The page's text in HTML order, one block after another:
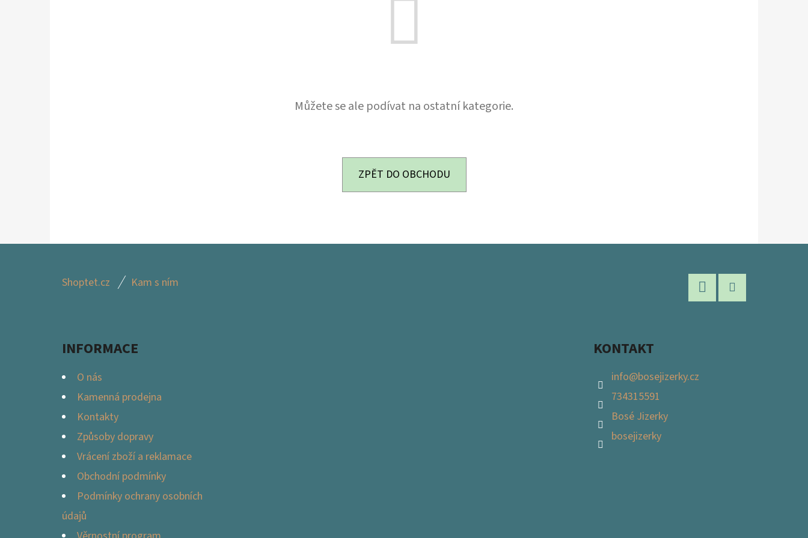
Můžete se ale podívat na ostatní kategorie.
ZPĚT DO OBCHODU
Shoptet.cz
Kam s ním
INFORMACE
O nás
Kamenná prodejna
Kontakty
Způsoby dopravy
Vrácení zboží a reklamace
Obchodní podmínky
Podmínky ochrany osobních
údajů
KONTAKT
info@bosejizerky.cz
734315591
Bosé Jizerky
bosejizerky